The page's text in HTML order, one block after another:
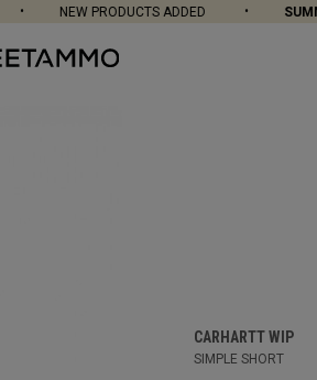
NEW PRODUCTS ADDED
CARHARTT WIP
SIMPLE SHORT